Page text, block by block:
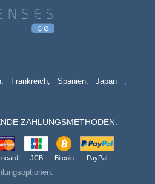
Frankreich, Spanien, Japan
,
ZAHLUNGSMETHODEN:
JCB Bitcoin PayPal